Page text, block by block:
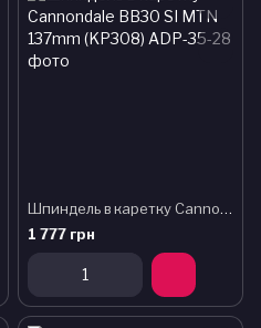
Шпиндель в каретку Cannondale BB30 SI MTN 137mm (KP308)
1 777 грн